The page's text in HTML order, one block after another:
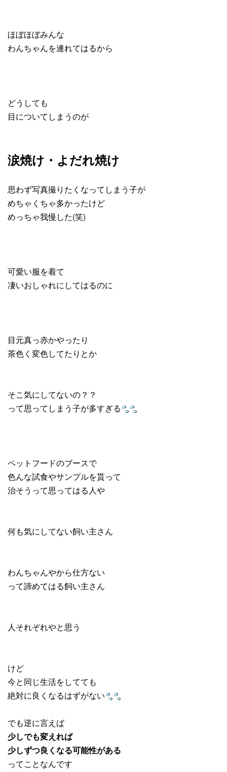
ほぼほぼみんな
わんちゃんを連れてはるから
どうしても
目についてしまうのが
涙焼け・よだれ焼け
思わず写真撮りたくなってしまう子が
めちゃくちゃ多かったけど
めっちゃ我慢した(笑)
可愛い服を着て
凄いおしゃれにしてはるのに
目元真っ赤かやったり
茶色く変色してたりとか
そこ気にしてないの？？
って思ってしまう子が多すぎる
ペットフードのブースで
色んな試食やサンプルを貰って
治そうって思ってはる人や
何も気にしてない飼い主さん
わんちゃんやから仕方ない
って諦めてはる飼い主さん
人それぞれやと思う
けど
今と同じ生活をしてても
絶対に良くなるはずがない
でも逆に言えば
少しでも変えれば
少しずつ良くなる可能性がある
ってことなんです